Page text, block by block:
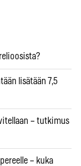
lisätään 7,5
– tutkimus
– kuka